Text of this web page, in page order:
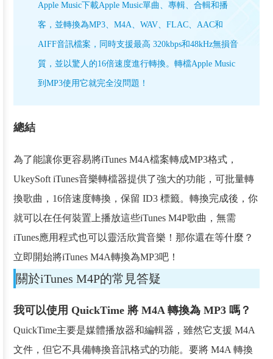
Apple Music下載Apple Music單曲、專輯、合輯和播
客，並轉換為MP3、M4A、WAV、FLAC、AAC和
AIFF音訊檔案，同時支援最高 320kbps和48kHz無損音
質，並以驚人的16倍速度進行轉換。轉檔Apple Music
到MP3使用它就完全沒問題！
總結
為了能讓你更容易將iTunes M4A檔案轉成MP3格式，
UkeySoft iTunes音樂轉檔器提供了強大的功能，可批量轉
換歌曲，16倍速度轉換，保留 ID3 標籤。轉換完成後，你
就可以在任何裝置上播放這些iTunes M4P歌曲，無需
iTunes應用程式也可以靈活欣賞音樂！那你還在等什麼？
立即開始將iTunes M4A轉換為MP3吧！
關於iTunes M4P的常見答疑
我可以使用 QuickTime 將 M4A 轉換為 MP3 嗎？
QuickTime主要是媒體播放器和編輯器，雖然它支援 M4A
文件，但它不具備轉換音訊格式的功能。要將 M4A 轉換